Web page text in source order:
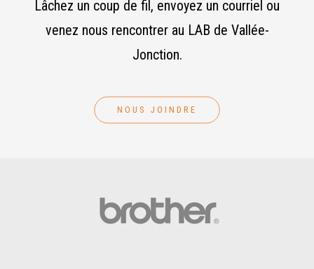
Lâchez un coup de fil, envoyez un courriel ou
venez nous rencontrer au LAB de Vallée-
Jonction.
NOUS JOINDRE